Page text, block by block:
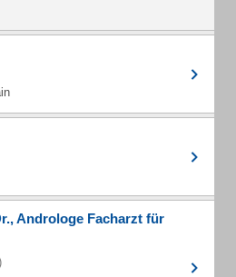
Androloge Facharzt für